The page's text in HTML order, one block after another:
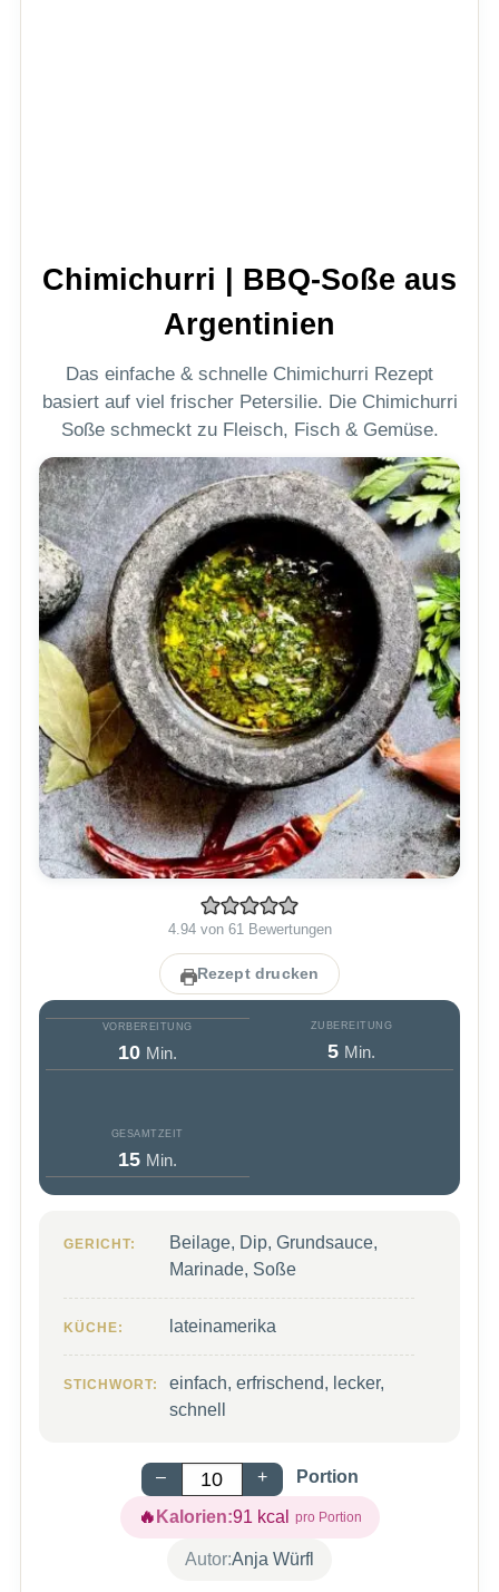
Chimichurri | BBQ-Soße aus
Argentinien
Das einfache & schnelle Chimichurri Rezept
basiert auf viel frischer Petersilie. Die Chimichurri
Soße schmeckt zu Fleisch, Fisch & Gemüse.
4.94von 61Bewertungen
Rezept drucken
VORBEREITUNG
10Minuten
Min.
ZUBEREITUNG
5Minuten
Min.
GESAMTZEIT
15Minuten
Min.
GERICHT:
Beilage, Dip, Grundsauce,
Marinade, Soße
KÜCHE: lateinamerika
STICHWORT:
einfach, erfrischend, lecker,
schnell
– + Portion
Kalorien:91 kcal
Autor:Anja Würfl